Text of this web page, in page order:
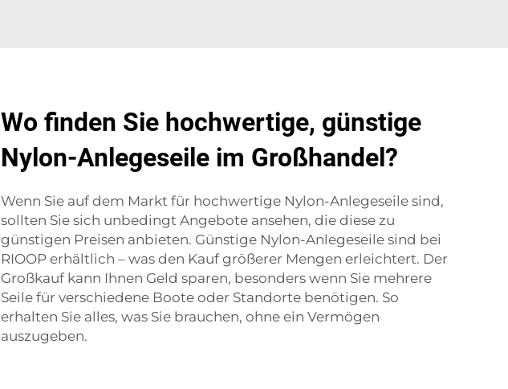
Wo finden Sie hochwertige, günstige
Nylon-Anlegeseile im Großhandel?
Wenn Sie auf dem Markt für hochwertige Nylon-Anlegeseile sind,
sollten Sie sich unbedingt Angebote ansehen, die diese zu
günstigen Preisen anbieten. Günstige Nylon-Anlegeseile sind bei
RIOOP erhältlich – was den Kauf größerer Mengen erleichtert. Der
Großkauf kann Ihnen Geld sparen, besonders wenn Sie mehrere
Seile für verschiedene Boote oder Standorte benötigen. So
erhalten Sie alles, was Sie brauchen, ohne ein Vermögen
auszugeben.